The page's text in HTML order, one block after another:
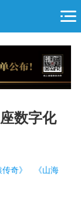
推广
数字化
传奇》 《山海